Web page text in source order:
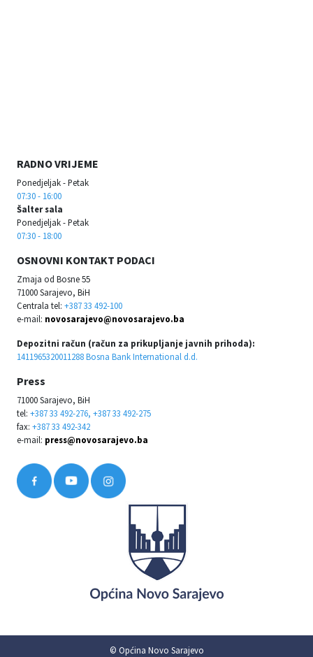
RADNO VRIJEME
Ponedjeljak - Petak
07:30 - 16:00
Šalter sala
Ponedjeljak - Petak
07:30 - 18:00
OSNOVNI KONTAKT PODACI
Zmaja od Bosne 55
71000 Sarajevo, BiH
Centrala tel: +387 33 492-100
e-mail: novosarajevo@novosarajevo.ba
Depozitni račun (račun za prikupljanje javnih prihoda):
1411965320011288 Bosna Bank International d.d.
Press
71000 Sarajevo, BiH
tel: +387 33 492-276, +387 33 492-275
fax: +387 33 492-342
e-mail: press@novosarajevo.ba
© Općina Novo Sarajevo